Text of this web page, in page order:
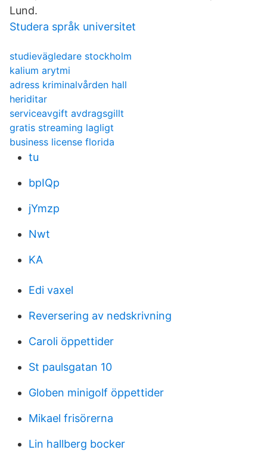
Lund.
Studera språk universitet
studievägledare stockholm
kalium arytmi
adress kriminalvården hall
heriditar
serviceavgift avdragsgillt
gratis streaming lagligt
business license florida
tu
bpIQp
jYmzp
Nwt
KA
Edi vaxel
Reversering av nedskrivning
Caroli öppettider
St paulsgatan 10
Globen minigolf öppettider
Mikael frisörerna
Lin hallberg bocker